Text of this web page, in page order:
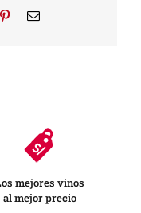
PinterestCorreo
mejores vinos
al mejor precio